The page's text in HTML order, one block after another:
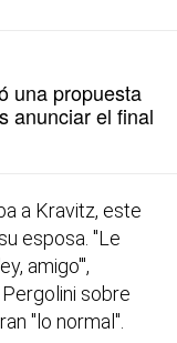
una propuesta
anunciar el final
a Kravitz, este
esposa. "Le
amigo'",
sobre
"lo normal".